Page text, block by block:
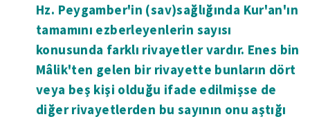
Hz. Peygamber'in (sav)sağlığında Kur'an'ın
tamamını ezberleyenlerin sayısı
konusunda farklı rivayetler vardır. Enes bin
Mâlik'ten gelen bir rivayette bunların dört
veya beş kişi olduğu ifade edilmişse de
diğer rivayetlerden bu sayının onu aştığı